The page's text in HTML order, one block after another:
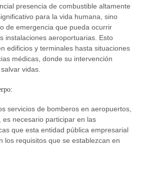
presencia de combustible altamente
para la vida humana, sino
de emergencia que pueda ocurrir
instalaciones aeroportuarias. Esto
edificios y terminales hasta situaciones
médicas, donde su intervención
vidas.
servicios de bomberos en aeropuertos,
es necesario participar en las
que esta entidad pública empresarial
los requisitos que se establezcan en